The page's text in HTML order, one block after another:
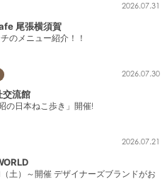
2026.07.31
尾張横須賀
のメニュー紹介！！
2026.07.30
交流館
の日本ねこ歩き」開催!
2026.07.21
土）～開催 デザイナーズブランドがお